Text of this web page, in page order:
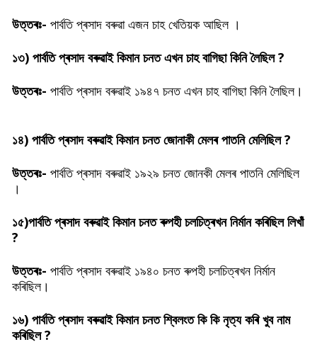
উত্তৰঃ- পাৰ্বতি প্ৰসাদ বৰুৱা এজন চাহ খেতিয়ক আছিল ।
১৩) পাৰ্বতি প্ৰসাদ বৰুৱাইকিমান চনত এখন চাহ বাগিছা কিনি লৈছিল ?
উত্তৰঃ- পাৰ্বতি প্ৰসাদ বৰুৱাই ১৯৪৭ চনত এখন চাহ বাগিছা কিনি লৈছিল।
১৪) পাৰ্বতি প্ৰসাদ বৰুৱাইকিমান চনত জোনাকী মেলৰ পাতনি মেলিছিল ?
উত্তৰঃ- পাৰ্বতি প্ৰসাদ বৰুৱাই১৯২৯ চনত জোনকী মেলৰ পাতনি মেলিছিল
।
১৫)পাৰ্বতি প্ৰসাদ বৰুৱাইকিমান চনত ৰুপহী চলচিত্ৰখন নিৰ্মান কৰিছিল লিখাঁ
?
উত্তৰঃ- পাৰ্বতি প্ৰসাদ বৰুৱাই১৯৪০ চনত ৰুপহী চলচিত্ৰখন নিৰ্মান
কৰিছিল।
১৬) পাৰ্বতি প্ৰসাদ বৰুৱাইকিমান চনত শ্বিলংত কি কি নৃত্য কৰি খুব নাম
কৰিছিল ?